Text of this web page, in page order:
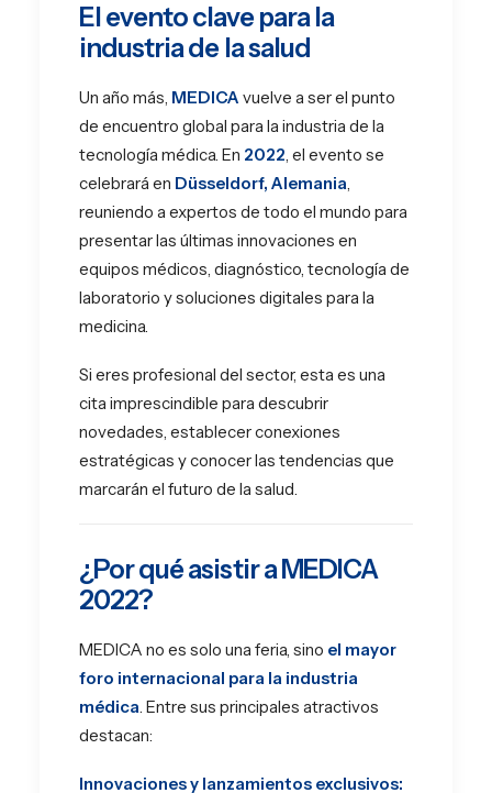
El evento clave para la
industria de la salud
Un año más, MEDICA vuelve a ser el punto
de encuentro global para la industria de la
tecnología médica. En 2022, el evento se
celebrará en Düsseldorf, Alemania,
reuniendo a expertos de todo el mundo para
presentar las últimas innovaciones en
equipos médicos, diagnóstico, tecnología de
laboratorio y soluciones digitales para la
medicina.
Si eres profesional del sector, esta es una
cita imprescindible para descubrir
novedades, establecer conexiones
estratégicas y conocer las tendencias que
marcarán el futuro de la salud.
¿Por qué asistir a MEDICA
2022?
MEDICA no es solo una feria, sino el mayor
foro internacional para la industria
médica. Entre sus principales atractivos
destacan:
Innovaciones y lanzamientos exclusivos: